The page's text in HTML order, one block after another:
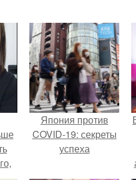
Япония против
COVID-19: секреты
успеха